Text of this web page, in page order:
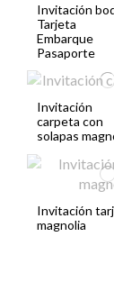
Invitación
Tarjeta
Embarque
Pasaporte
Invitación
carpeta con
solapas
Invitación
magnolia